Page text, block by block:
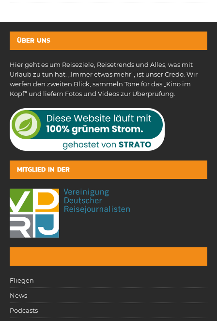
ÜBER UNS
Hier geht es um Reiseziele, Reisetrends und Alles, was mit
Urlaub zu tun hat. „Immer etwas mehr“, ist unser Credo. Wir
werfen den zweiten Blick, sammeln Töne für das „Kino im
Kopf“ und liefern Fotos und Videos zur Überprüfung.
MITGLIED IN DER
Fliegen
News
Podcasts